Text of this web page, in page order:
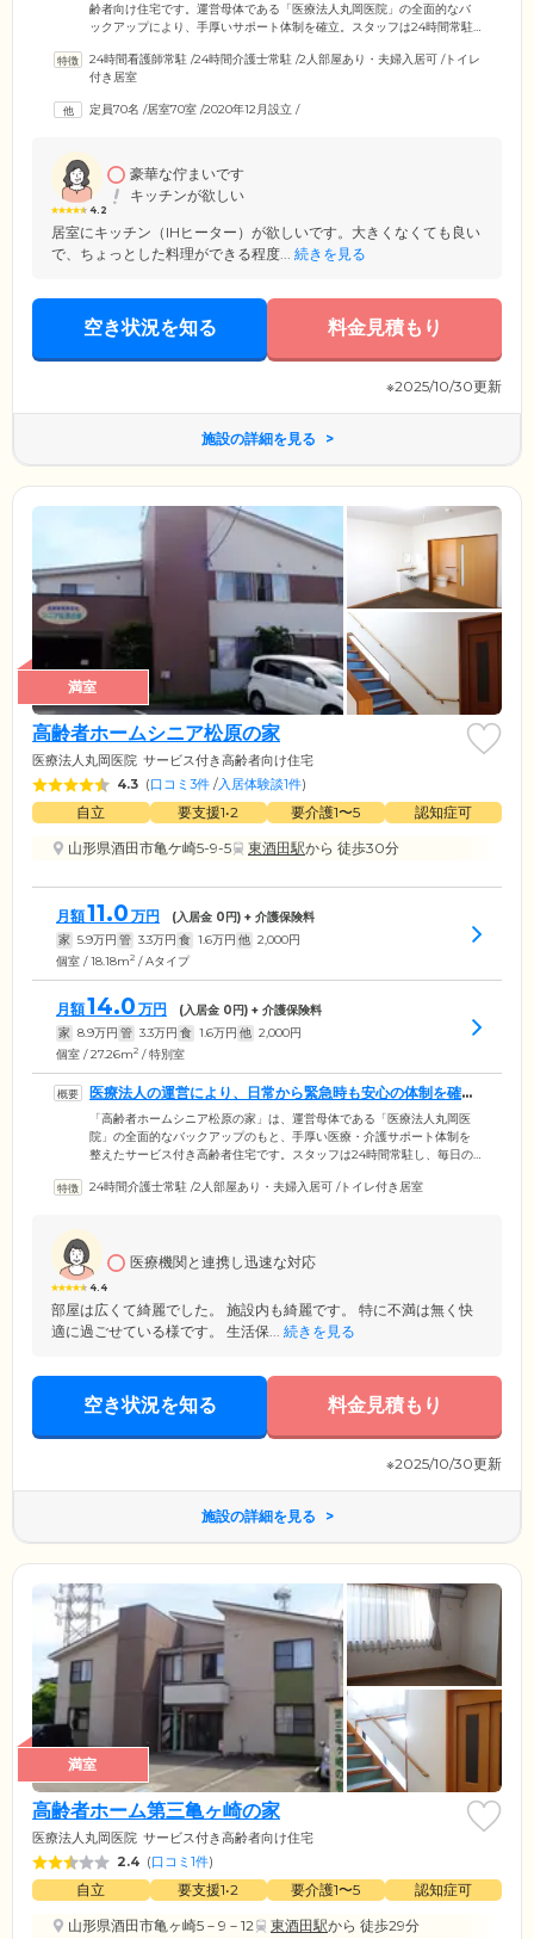
齢者向け住宅です。運営母体である「医療法人丸岡医院」の全面的なバ
ックアップにより、手厚いサポート体制を確立。スタッフは24時間常駐
スコールよりお呼び出しがあれば、すぐにご入居者様のおそばまで駆け
付けます。また日ごろから専門医による健康管理を実施するほか、夜間
投与や胃ろう、在宅酸素、尿バルーンなど、高度な医療処置を必要とす
24時間看護師常駐 /24時間介護士常駐 /2人部屋あり・夫婦入居可 /トイレ
付き居室
定員70名 /居室70室 /2020年12月設立 /
4.2
豪華な佇まいです
キッチンが欲しい
居室にキッチン（IHヒーター）が欲しいです。大きくなくても良い
で、ちょっとした料理ができる程度... 続きを見る
空き状況を知る 料金見積もり
※2025/10/30更新
施設の詳細を見る
満室
高齢者ホームシニア松原の家
医療法人丸岡医院 サービス付き高齢者向け住宅
4.3 (口コミ3件 /入居体験談1件)
自立 要支援1•2 要介護1〜5
認知症可
山形県酒田市亀ケ崎5-9-5
東酒田駅から 徒歩30分
月額11.0 万円 (入居金 0円) + 介護保険料
家 5.9万円 管 3.3万円 食 1.6万円 他 2,000円
個室 / 18.18m2 / Aタイプ
月額14.0 万円 (入居金 0円) + 介護保険料
家 8.9万円 管 3.3万円 食 1.6万円 他 2,000円
個室 / 27.26m2 / 特別室
医療法人の運営により、日常から緊急時も安心の体制を確立
しています
「高齢者ホームシニア松原の家」は、運営母体である「医療法人丸岡医
院」の全面的なバックアップのもと、手厚い医療・介護サポート体制を
整えたサービス付き高齢者住宅です。スタッフは24時間常駐し、毎日の
でご不安なことや些細なお悩みなどにも、親身にお話をうかがいます。
居にも対応していますので、お気軽にお問い合わせください。
24時間介護士常駐 /2人部屋あり・夫婦入居可 /トイレ付き居室
4.4
医療機関と連携し迅速な対応
部屋は広くて綺麗でした。 施設内も綺麗です。 特に不満は無く快
適に過ごせている様です。 生活保... 続きを見る
空き状況を知る 料金見積もり
※2025/10/30更新
施設の詳細を見る
満室
高齢者ホーム第三亀ヶ崎の家
医療法人丸岡医院 サービス付き高齢者向け住宅
2.4 (口コミ1件)
自立 要支援1•2 要介護1〜5
認知症可
山形県酒田市亀ヶ崎5－9－12
東酒田駅から 徒歩29分